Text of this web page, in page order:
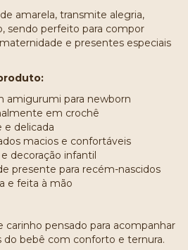
amarela, transmite alegria,
sendo perfeito para compor
e presentes especiais
amigurumi para newborn
em crochê
e delicada
macios e confortáveis
decoração infantil
presente para recém-nascidos
e feita à mão
pensado para acompanhar
bebê com conforto e ternura.